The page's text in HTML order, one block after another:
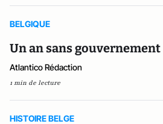
BELGIQUE
Un an sans gouvernement
Atlantico Rédaction
1 min de lecture
HISTOIRE BELGE